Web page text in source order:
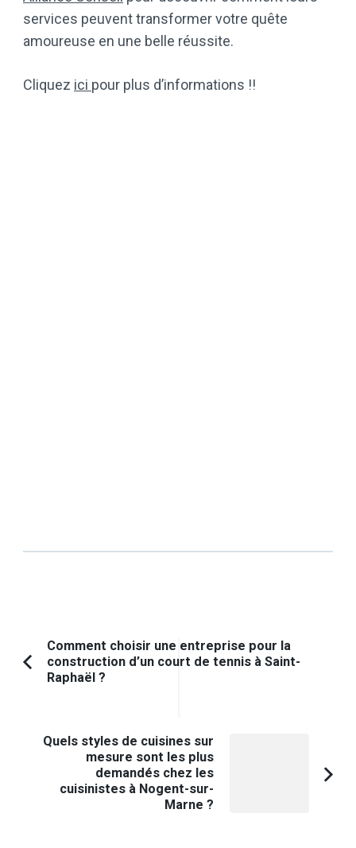
services peuvent transformer votre quête
amoureuse en une belle réussite.
Cliquez ici pour plus d’informations !!
Navigation
d'article
Article
Comment choisir une entreprise pour la
construction d’un court de tennis à Saint-
Raphaël ?
Quels styles de cuisines sur
mesure sont les plus
demandés chez les
cuisinistes à Nogent-sur-
Marne ?